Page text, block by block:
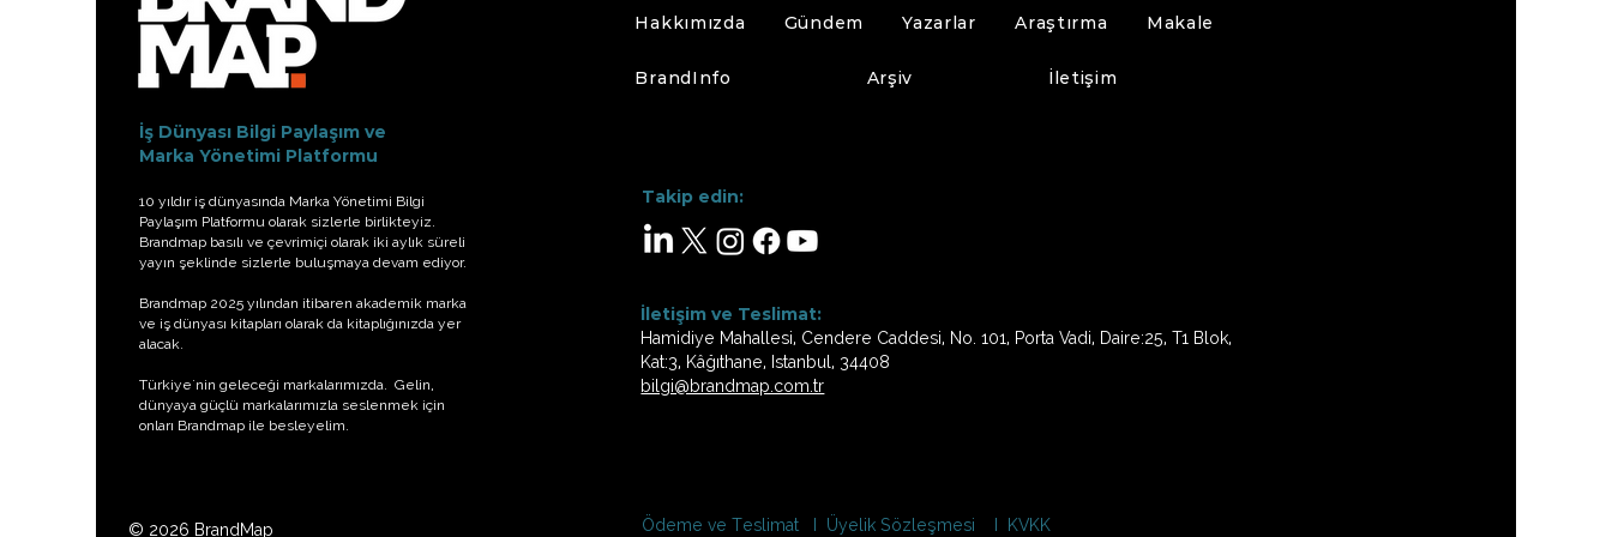
İş Dünyası Bilgi Paylaşım ve
Marka Yönetimi Platformu
10 yıldır iş dünyasında Marka Yönetimi Bilgi
Paylaşım Platformu olarak sizlerle birlikteyiz.
Brandmap basılı ve çevrimiçi olarak iki aylık süreli
yayın şeklinde sizlerle buluşmaya devam ediyor.
Brandmap 2025 yılından itibaren akademik marka
ve iş dünyası kitapları olarak da kitaplığınızda yer
alacak.
Türkiye'nin geleceği markalarımızda. Gelin,
dünyaya güçlü markalarımızla seslenmek için
onları Brandmap ile besleyelim.
© 2026 BrandMap
Hakkımızda Gündem Yazarlar Araştırma Makale
BrandInfo Arşiv İletişim
Takip edin:
İletişim ve Teslimat:
Hamidiye Mahallesi, Cendere Caddesi, No. 101, Porta Vadi, Daire:25, T1 Blok,
Kat:3, Kâğıthane, Istanbul, 34408
bilgi@brandmap.com.tr
Ödeme ve Teslimat I Üyelik Sözleşmesi I KVKK